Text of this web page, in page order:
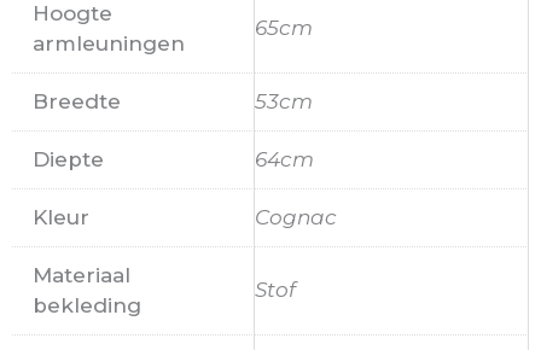
Hoogte
armleuningen
65cm
Breedte 53cm
Diepte 64cm
Kleur Cognac
Materiaal
bekleding
Stof